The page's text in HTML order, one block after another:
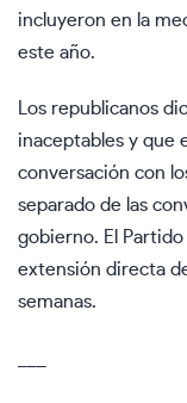
incluyeron en la
este año.
Los republicanos
inaceptables y que
conversación con
separado de las
gobierno. El
extensión directa
semanas.